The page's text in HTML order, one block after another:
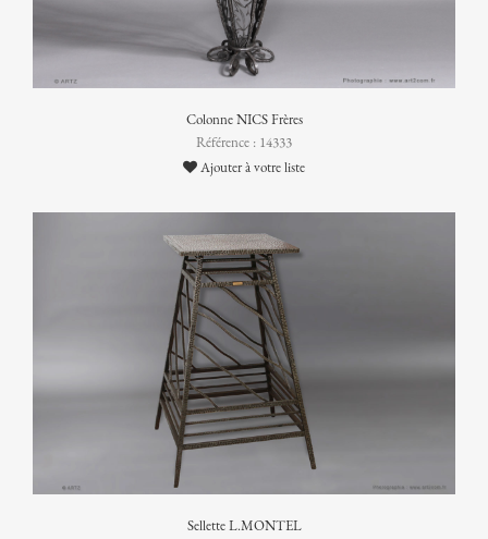
Colonne NICS Frères
Référence : 14333
Ajouter à votre liste
Sellette L.MONTEL